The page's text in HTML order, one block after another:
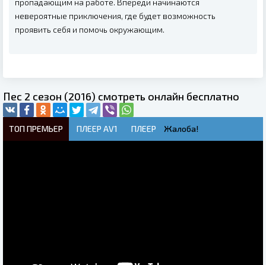
невероятные приключения, где будет возможность
проявить себя и помочь окружающим.
Пес 2 сезон (2016) смотреть онлайн бесплатно
ТОП ПРЕМЬЕР ПЛЕЕР AV1 ПЛЕЕР Жалоба!